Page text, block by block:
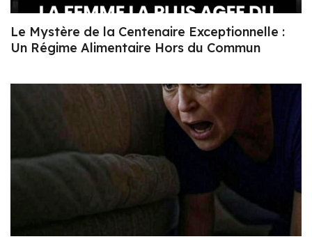
Le Mystère de la Centenaire Exceptionnelle :
Un Régime Alimentaire Hors du Commun